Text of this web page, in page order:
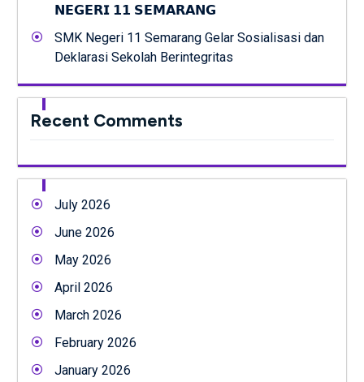
𝗡𝗘𝗚𝗘𝗥𝗜 𝟭𝟭 𝗦𝗘𝗠𝗔𝗥𝗔𝗡𝗚
SMK Negeri 11 Semarang Gelar Sosialisasi dan
Deklarasi Sekolah Berintegritas
Recent Comments
July 2026
June 2026
May 2026
April 2026
March 2026
February 2026
January 2026